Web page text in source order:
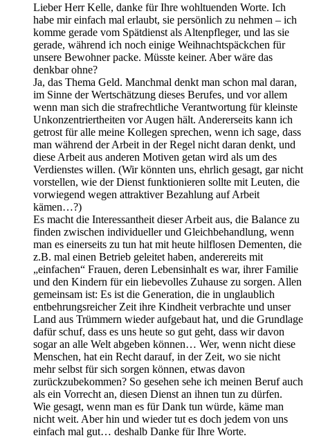
Lieber Herr Kelle, danke für Ihre wohltuenden Worte. Ich
habe mir einfach mal erlaubt, sie persönlich zu nehmen – ich
komme gerade vom Spätdienst als Altenpfleger, und las sie
gerade, während ich noch einige Weihnachtspäckchen für
unsere Bewohner packe. Müsste keiner. Aber wäre das
denkbar ohne?
Ja, das Thema Geld. Manchmal denkt man schon mal daran,
im Sinne der Wertschätzung dieses Berufes, und vor allem
wenn man sich die strafrechtliche Verantwortung für kleinste
Unkonzentriertheiten vor Augen hält. Andererseits kann ich
getrost für alle meine Kollegen sprechen, wenn ich sage, dass
man während der Arbeit in der Regel nicht daran denkt, und
diese Arbeit aus anderen Motiven getan wird als um des
Verdienstes willen. (Wir könnten uns, ehrlich gesagt, gar nicht
vorstellen, wie der Dienst funktionieren sollte mit Leuten, die
vorwiegend wegen attraktiver Bezahlung auf Arbeit
kämen…?)
Es macht die Interessantheit dieser Arbeit aus, die Balance zu
finden zwischen individueller und Gleichbehandlung, wenn
man es einerseits zu tun hat mit heute hilflosen Dementen, die
z.B. mal einen Betrieb geleitet haben, anderereits mit
„einfachen“ Frauen, deren Lebensinhalt es war, ihrer Familie
und den Kindern für ein liebevolles Zuhause zu sorgen. Allen
gemeinsam ist: Es ist die Generation, die in unglaublich
entbehrungsreicher Zeit ihre Kindheit verbrachte und unser
Land aus Trümmern wieder aufgebaut hat, und die Grundlage
dafür schuf, dass es uns heute so gut geht, dass wir davon
sogar an alle Welt abgeben können… Wer, wenn nicht diese
Menschen, hat ein Recht darauf, in der Zeit, wo sie nicht
mehr selbst für sich sorgen können, etwas davon
zurückzubekommen? So gesehen sehe ich meinen Beruf auch
als ein Vorrecht an, diesen Dienst an ihnen tun zu dürfen.
Wie gesagt, wenn man es für Dank tun würde, käme man
nicht weit. Aber hin und wieder tut es doch jedem von uns
einfach mal gut… deshalb Danke für Ihre Worte.